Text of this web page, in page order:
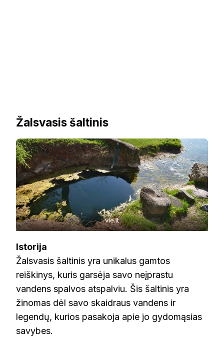
Žalsvasis šaltinis
vle.lt
Istorija
Žalsvasis šaltinis yra unikalus gamtos
reiškinys, kuris garsėja savo neįprastu
vandens spalvos atspalviu. Šis šaltinis yra
žinomas dėl savo skaidraus vandens ir
legendų, kurios pasakoja apie jo gydomąsias
savybes.